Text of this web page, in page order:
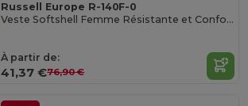
Russell Europe R-140F-0
Veste Softshell Femme Résistante et Confortable
À partir de:
41,37 €76,90 €